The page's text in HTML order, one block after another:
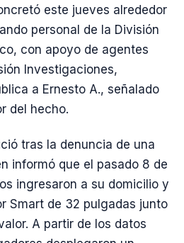
este jueves alrededor
personal de la División
con apoyo de agentes
Investigaciones,
a Ernesto A., señalado
del hecho.
tras la denuncia de una
informó que el pasado 8 de
ingresaron a su domicilio y
Smart de 32 pulgadas junto
A partir de los datos